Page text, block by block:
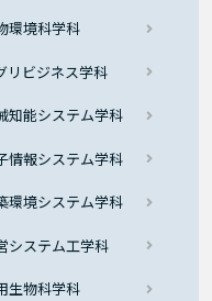
境科学科
ビジネス学科
能システム学科
報システム学科
境システム学科
ステム工学科
物科学科